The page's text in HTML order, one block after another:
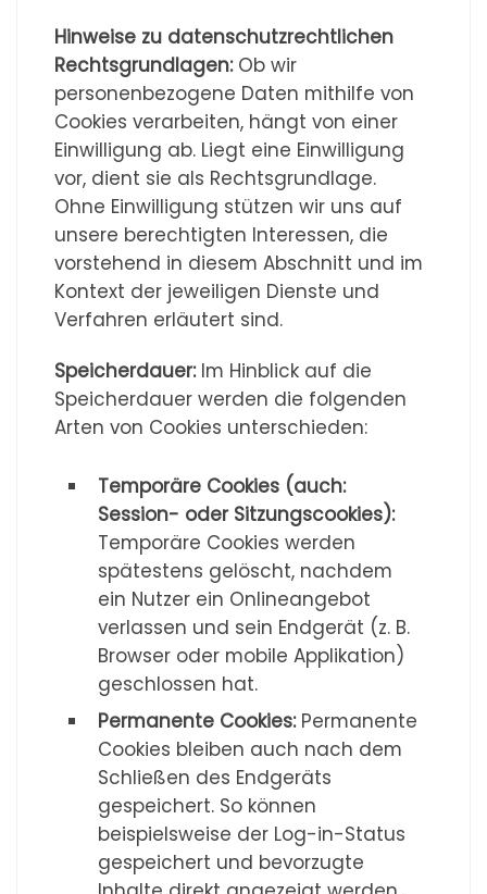
Hinweise zu datenschutzrechtlichen
Rechtsgrundlagen: Ob wir
personenbezogene Daten mithilfe von
Cookies verarbeiten, hängt von einer
Einwilligung ab. Liegt eine Einwilligung
vor, dient sie als Rechtsgrundlage.
Ohne Einwilligung stützen wir uns auf
unsere berechtigten Interessen, die
vorstehend in diesem Abschnitt und im
Kontext der jeweiligen Dienste und
Verfahren erläutert sind.
Speicherdauer: Im Hinblick auf die
Speicherdauer werden die folgenden
Arten von Cookies unterschieden:
Temporäre Cookies (auch:
Session- oder Sitzungscookies):
Temporäre Cookies werden
spätestens gelöscht, nachdem
ein Nutzer ein Onlineangebot
verlassen und sein Endgerät (z. B.
Browser oder mobile Applikation)
geschlossen hat.
Permanente Cookies:Permanente
Cookies bleiben auch nach dem
Schließen des Endgeräts
gespeichert. So können
beispielsweise der Log-in-Status
gespeichert und bevorzugte